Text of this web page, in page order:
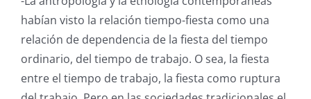
habían visto la relación tiempo-fiesta como una
relación de dependencia de la fiesta del tiempo
ordinario, del tiempo de trabajo. O sea, la fiesta
entre el tiempo de trabajo, la fiesta como ruptura